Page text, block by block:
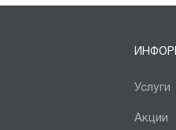
Услуги
Акции